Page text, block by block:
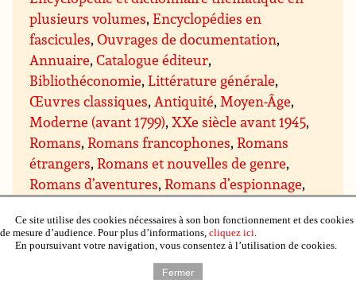
plusieurs volumes,Encyclopédies en
fascicules,Ouvrages de documentation,
Annuaire,Catalogue éditeur,
Bibliothéconomie,Littérature générale,
Œuvres classiques, Antiquité, Moyen-Âge,
Moderne (avant 1799),XXe siècle avant 1945,
Romans,Romans francophones,Romans
étrangers,Romans et nouvelles de genre,
Romans d’aventures,Romans d’espionnage,
procédural (type série les Experts),Policier
humoristique,Cozy crime, cosy mystery,
Thriller,Thriller
Ce site utilise des cookies nécessaires à son bon fonctionnement et des cookies
de mesure d’audience. Pour plus d’informations, cliquez ici.
En poursuivant votre navigation, vous consentez à l’utilisation de cookies.
Fermer